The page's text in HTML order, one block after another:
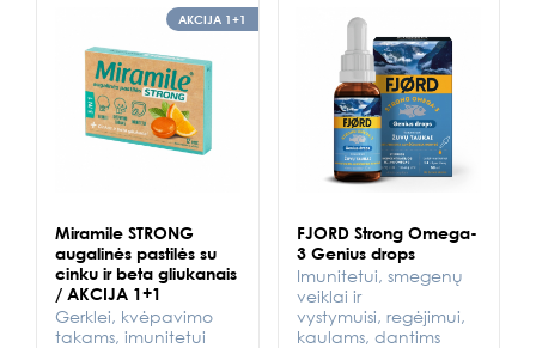
AKCIJA 1+1
Miramile STRONG
augalinės pastilės su
cinku ir beta gliukanais
/ AKCIJA 1+1
Gerklei, kvėpavimo
takams, imunitetui
FJORD Strong Omega-
3 Genius drops
Imunitetui, smegenų
veiklai ir
vystymuisi, regėjimui,
kaulams, dantims